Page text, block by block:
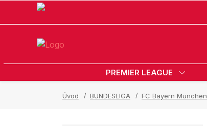
PREMIER LEAGUE
Úvod BUNDESLIGA FC Bayern München